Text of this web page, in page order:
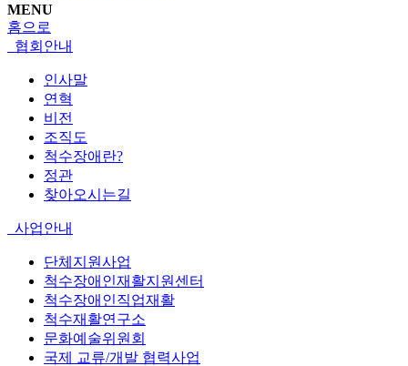
MENU
홈으로
협회안내
인사말
연혁
비전
조직도
척수장애란?
정관
찾아오시는길
사업안내
단체지원사업
척수장애인재활지원센터
척수장애인직업재활
척수재활연구소
문화예술위원회
국제 교류/개발 협력사업